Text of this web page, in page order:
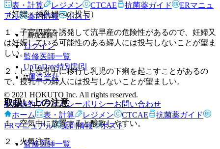
（妊婦・授乳婦への投与）
１．子宮収縮を誘発して流早産の危険性があるので、妊婦又
は妊娠している可能性のある婦人には投与しないことが望ま
しい。
２．ヒト母乳中に移行し乳児の下痢を起こすことがあるの
で、授乳中の婦人には投与しないことが望ましい。
取扱い上の注意
１．空気中に放置すると酸敗しやすい。
２．火気注意。
表・計算
レジメン CTCAE 抗菌薬ガイド
ERマニュ
アル
薬剤情報 ポスト
新規登録
ログイン
監修医師一覧
UpToDate特別割引
運営会社
© 2021 HOKUTO Inc. All rights reserved.
利用規約プライバシーポリシーお問い合わせ
ホーム
表・計算 レジメン CTCAE
抗菌薬ガイド
ERマニュアル
薬剤情報 ポスト
監修医師一覧